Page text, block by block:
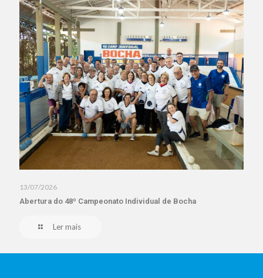
13/07/2026
Abertura do 48º Campeonato Individual de Bocha
Ler mais